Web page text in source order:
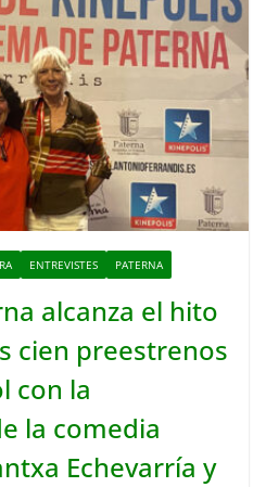
ENTREVISTES PATERNA
alcanza el hito
cien preestrenos
con la
la comedia
Echevarría y